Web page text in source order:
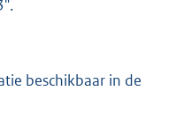
:
beschikbaar in de